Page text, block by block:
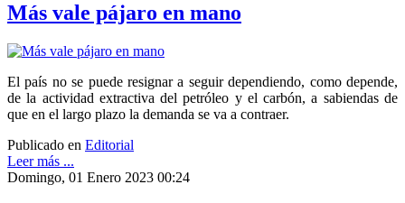
Más vale pájaro en mano
El país no se puede resignar a seguir dependiendo, como depende,
de la actividad extractiva del petróleo y el carbón, a sabiendas de
que en el largo plazo la demanda se va a contraer.
Publicado en Editorial
Leer más ...
Domingo, 01 Enero 2023 00:24